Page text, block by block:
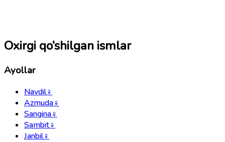
Oxirgi qo‘shilgan ismlar
Ayollar
Navdil♀
Azmuda♀
Sangina♀
Sambit♀
Janbil♀